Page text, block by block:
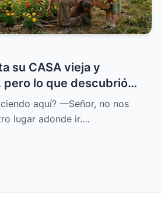
su CASA vieja y
pero lo que descubrió
aquí? —Señor, no nos
lugar adonde ir.…